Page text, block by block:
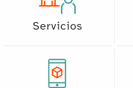
Servicios